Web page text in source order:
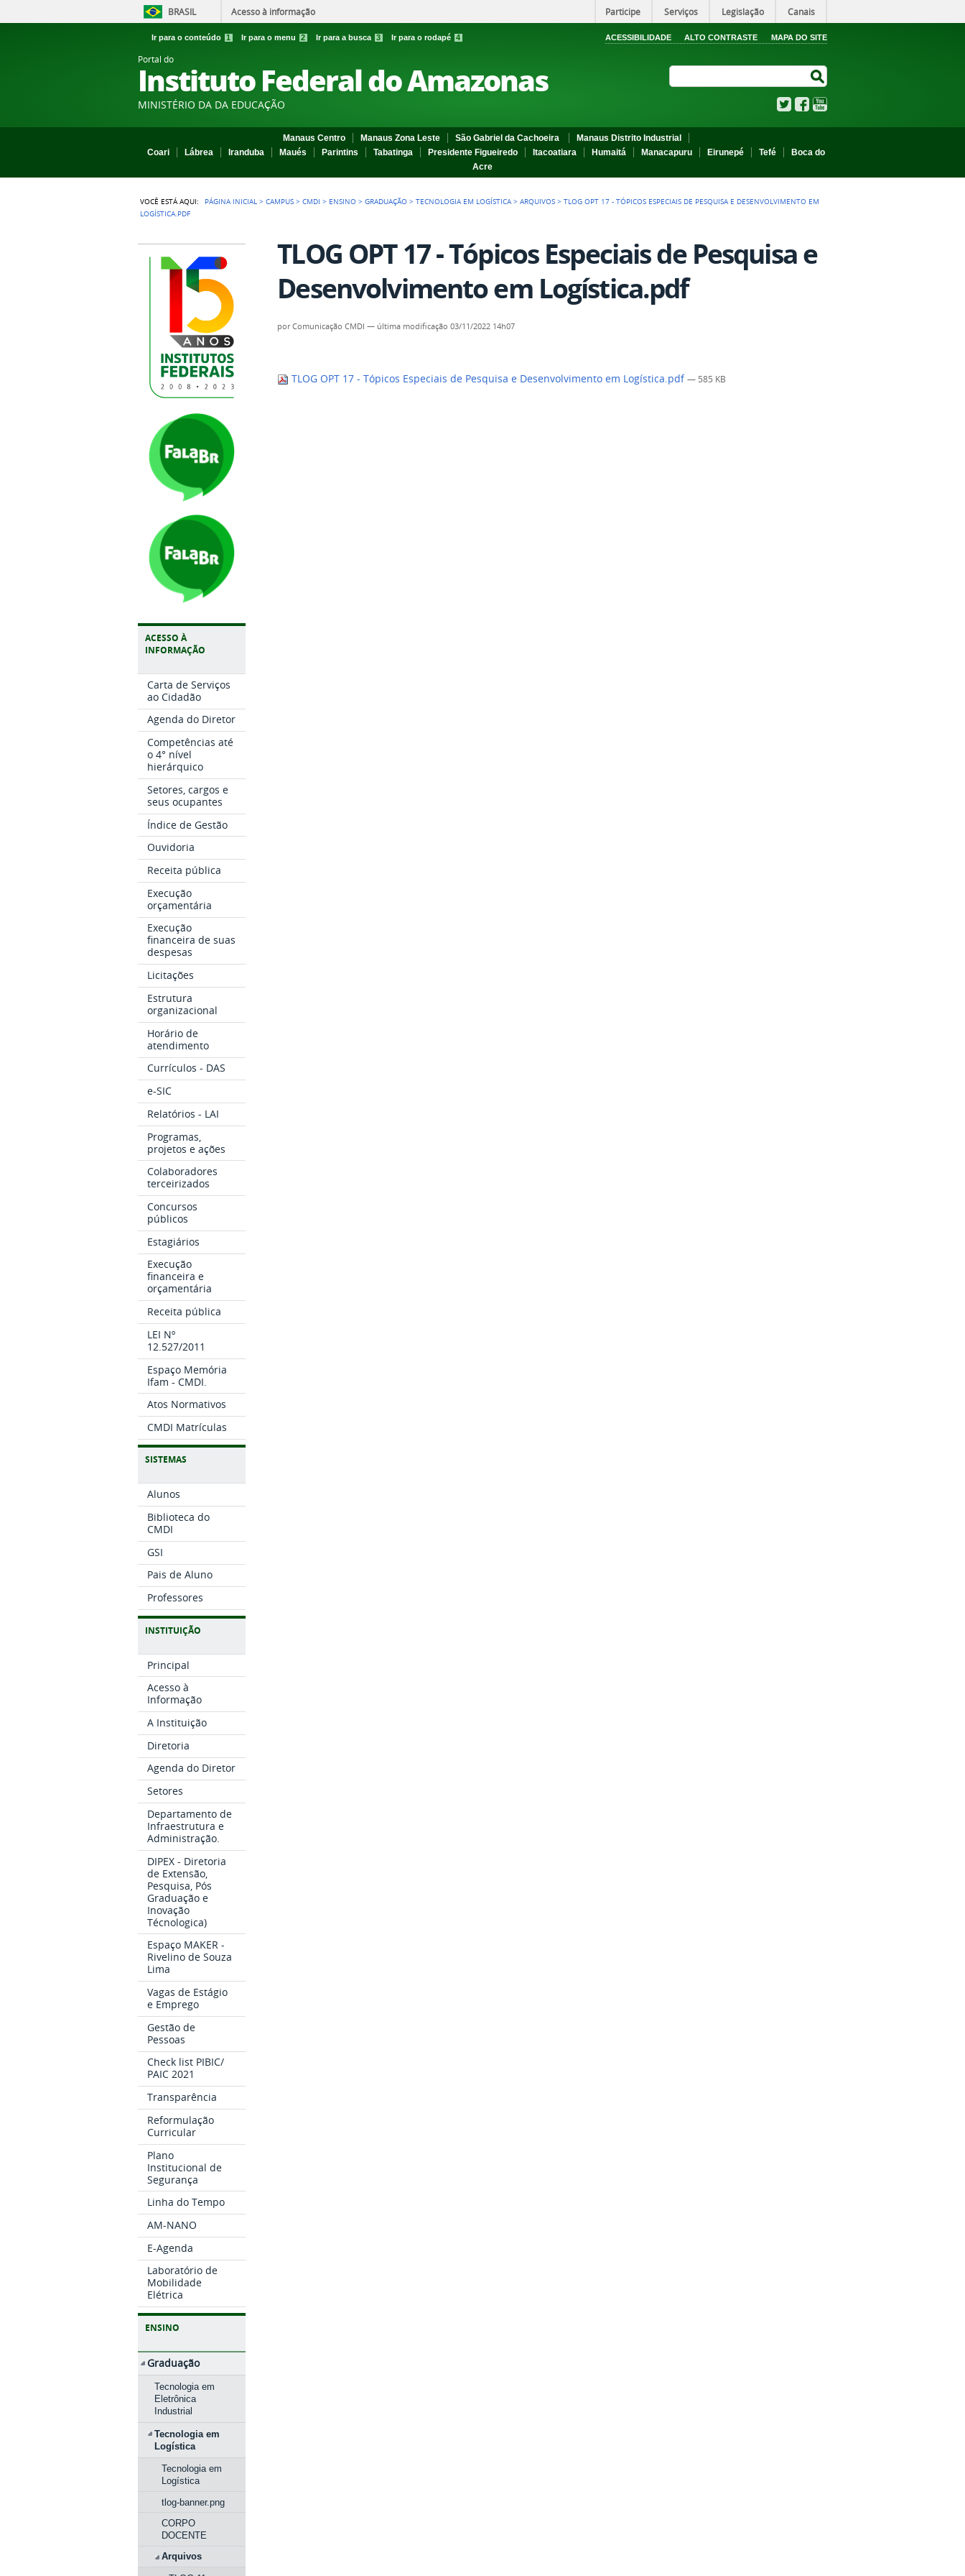
BRASIL Acesso à informação Participe Serviços Legislação Canais
Ir para o conteúdo 1 Ir para o menu 2 Ir para a busca 3 Ir para o rodapé 4 ACESSIBILIDADE ALTO CONTRASTE MAPA DO SITE
Portal do
Instituto Federal do Amazonas
MINISTÉRIO DA DA EDUCAÇÃO TwitterFacebook
Manaus Centro Manaus Zona Leste São Gabriel da Cachoeira
Manaus Distrito Industrial
Coari
Lábrea Iranduba Maués Parintins Tabatinga Presidente Figueiredo Itacoatiara Humaitá Manacapuru Eirunepé Tefé
Boca do
Acre
VOCÊ ESTÁ AQUI: PÁGINA INICIAL >CAMPUS >CMDI > ENSINO >GRADUAÇÃO >TECNOLOGIA EM LOGÍSTICA >ARQUIVOS >TLOG OPT 17 - TÓPICOS ESPECIAIS DE PESQUISA E DESENVOLVIMENTO EM
LOGÍSTICA.PDF
ACESSO À
INFORMAÇÃO
Carta de Serviços
ao Cidadão
Agenda do Diretor
Competências até
o 4° nível
hierárquico
Setores, cargos e
seus ocupantes
Índice de Gestão
Ouvidoria
Receita pública
Execução
orçamentária
Execução
financeira de suas
despesas
Licitações
Estrutura
organizacional
Horário de
atendimento
Currículos - DAS
e-SIC
Relatórios - LAI
Programas,
projetos e ações
Colaboradores
terceirizados
Concursos
públicos
Estagiários
Execução
financeira e
orçamentária
Receita pública
LEI Nº
12.527/2011
Espaço Memória
Ifam - CMDI.
Atos Normativos
CMDI Matrículas
SISTEMAS
Alunos
Biblioteca do
CMDI
GSI
Pais de Aluno
Professores
INSTITUIÇÃO
Principal
Acesso à
Informação
A Instituição
Diretoria
Agenda do Diretor
Setores
Departamento de
Infraestrutura e
Administração.
DIPEX - Diretoria
de Extensão,
Pesquisa, Pós
Graduação e
Inovação
Técnologica)
Espaço MAKER -
Rivelino de Souza
Lima
Vagas de Estágio
e Emprego
Gestão de
Pessoas
Check list PIBIC/
PAIC 2021
Transparência
Reformulação
Curricular
Plano
Institucional de
Segurança
Linha do Tempo
AM-NANO
E-Agenda
Laboratório de
Mobilidade
Elétrica
ENSINO
Graduação
Tecnologia em
Eletrônica
Industrial
Tecnologia em
Logística
Tecnologia em
Logística
tlog-banner.png
CORPO
DOCENTE
Arquivos
TLOG OPT 17 - Tópicos Especiais de Pesquisa e
Desenvolvimento em Logística.pdf
porComunicação CMDI — última modificação 03/11/2022 14h07
TLOG OPT 17 - Tópicos Especiais de Pesquisa e Desenvolvimento em Logística.pdf— 585 KB